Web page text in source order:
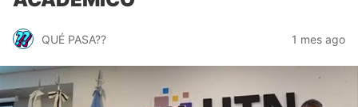
QUÉ PASA?? 1 mes ago